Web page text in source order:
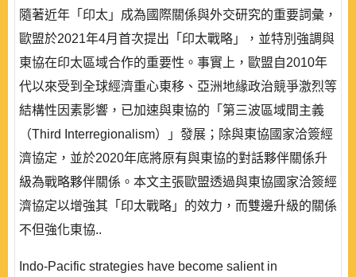
隨著近年「印太」成為國際關係與外交研究的重要詞彙，
歐盟於2021年4月首次提出「印太戰略」，並特別強調與
東協在印太區域合作的重要性。事實上，歐盟自2010年
代以來受到全球經濟重心東移、亞洲地緣政治競爭激烈等
結構性因素影響，已加速與東協的「第三波區域間主義
（Third Interregionalism）」發展；除與東協國家洽簽經
濟協定，並於2020年底將原有與東協的對話夥伴關係升
級為戰略夥伴關係。本文主張歐盟透過與東協國家洽簽經
濟協定以增強其「印太戰略」的效力，而雙邊升級的關係
不但強化東協..
Indo-Pacific strategies have become salient in